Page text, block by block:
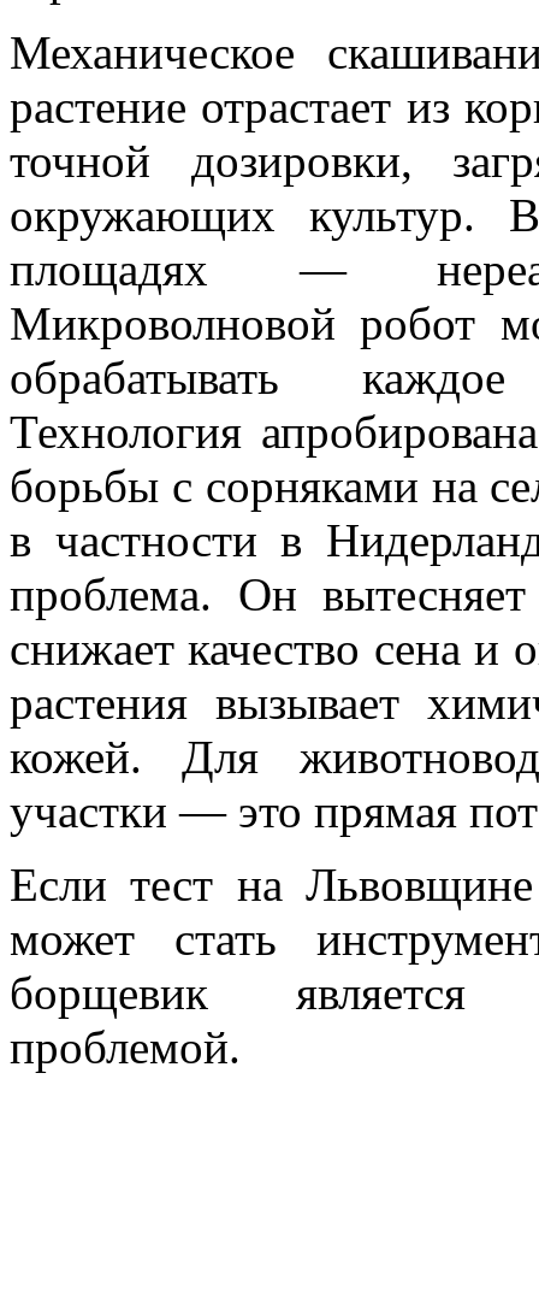
Механическое
растение отрастает из
точной дозировки,
окружающих культур.
площадях —
Микроволновой робот
обрабатывать
Технология
борьбы с сорняками на
в частности в
проблема. Он
снижает качество сена
растения вызывает
кожей. Для
участки — это прямая
Если тест на
может стать
борщевик является
проблемой.